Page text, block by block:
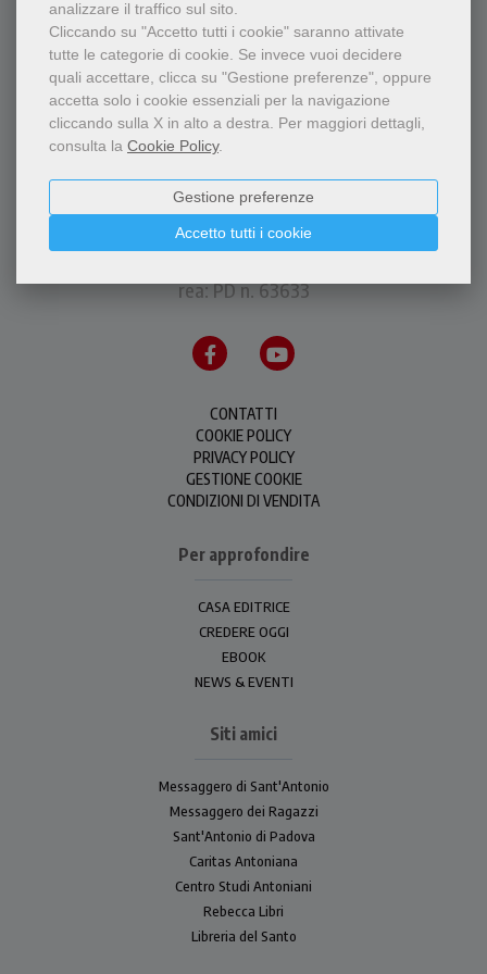
analizzare il traffico sul sito.
Cliccando su "Accetto tutti i cookie" saranno attivate
tutte le categorie di cookie. Se invece vuoi decidere
quali accettare, clicca su "Gestione preferenze", oppure
accetta solo i cookie essenziali per la navigazione
cliccando sulla X in alto a destra. Per maggiori dettagli,
consulta la Cookie Policy.
Accetto tutti i cookie
Gestione preferenze
P.I.S.A.P.F.M.C. Messaggero di S. Antonio Editrice
via Orto Botanico, 11 - 35123 Padova - P.IVA
rea: PD n. 63633
CONTATTI
COOKIE POLICY
PRIVACY POLICY
GESTIONE COOKIE
CONDIZIONI DI VENDITA
Per approfondire
CASA EDITRICE
CREDERE OGGI
EBOOK
NEWS & EVENTI
Siti amici
Messaggero di Sant'Antonio
Messaggero dei Ragazzi
Sant'Antonio di Padova
Caritas Antoniana
Centro Studi Antoniani
Rebecca Libri
Libreria del Santo